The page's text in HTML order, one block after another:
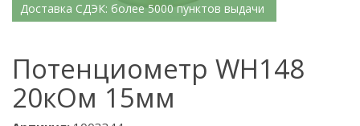
Доставка СДЭК: более 5000 пунктов выдачи
Потенциометр WH148
20кОм 15мм